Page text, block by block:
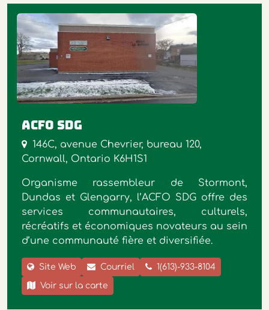
ACFO SDG
146C, avenue Chevrier, bureau 120,
Cornwall, Ontario K6H1S1
Organisme rassembleur de Stormont,
Dundas et Glengarry, l’ACFO SDG offre des
services communautaires, culturels,
récréatifs et économiques novateurs au sein
d’une communauté fière et diversifiée.
Site Web Courriel 1(613)-933-8104
Voir sur la carte